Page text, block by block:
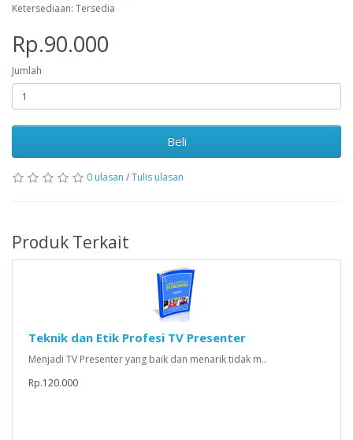
Ketersediaan: Tersedia
Rp.90.000
Jumlah
Beli
0 ulasan /Tulis ulasan
Produk Terkait
Teknik dan Etik Profesi TV Presenter
Menjadi TV Presenter yang baik dan menarik tidak m..
Rp.120.000